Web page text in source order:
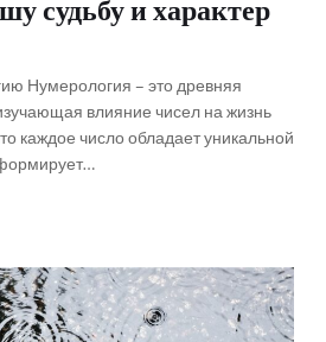
судьбу и характер
Нумерология – это древняя
влияние чисел на жизнь
каждое число обладает уникальной